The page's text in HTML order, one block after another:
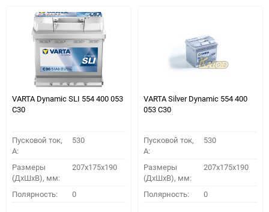
VARTA Dynamic SLI 554 400 053
C30
Пусковой ток,
A:
530
Размеры
(ДхШхВ), мм:
207x175x190
Полярность: 0
VARTA Silver Dynamic 554 400
053 C30
Пусковой ток,
A:
530
Размеры
(ДхШхВ), мм:
207x175x190
Полярность: 0